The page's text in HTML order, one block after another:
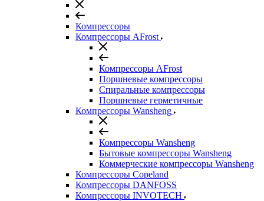
Компрессоры
Компрессоры AFrost
Компрессоры AFrost
Поршневые компрессоры
Спиральные компрессоры
Поршневые герметичные
Компрессоры Wansheng
Компрессоры Wansheng
Бытовые компрессоры Wansheng
Коммерческие компрессоры Wansheng
Компрессоры Copeland
Компрессоры DANFOSS
Компрессоры INVOTECH